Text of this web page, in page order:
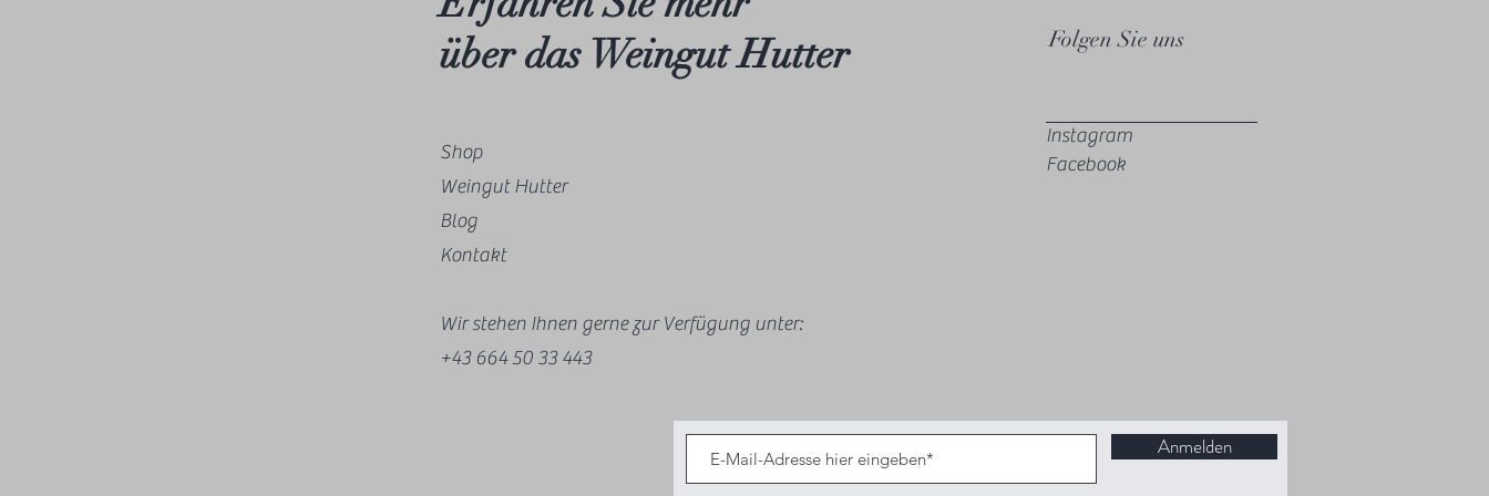
über das Weingut Hutter
Shop
Weingut Hutter
Blog
Kontakt
Wir stehen Ihnen gerne zur Verfügung unter:
+43 664 50 33 443
Folgen Sie uns
Instagram
Facebook
Anmelden